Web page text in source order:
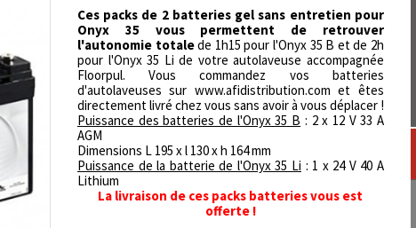
Ces packs de 2 batteries gel sans entretien pour
Onyx 35 vous permettent de retrouver
l'autonomie totalede 1h15 pour l'Onyx 35 B et de 2h
pour l'Onyx 35 Li de votre autolaveuse accompagnée
Floorpul. Vous commandez vos batteries
d'autolaveuses sur www.afidistribution.com et êtes
directement livré chez vous sans avoir à vous déplacer !
Puissance des batteries de l'Onyx 35 B : 2 x 12 V 33 A
AGM
Dimensions L 195 x l 130 x h 164 mm
Puissance de la batterie de l'Onyx 35 Li : 1 x 24 V 40 A
Lithium
La livraison de ces packs batteries vous est
offerte !